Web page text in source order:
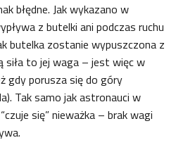
błędne. Jak wykazano w
z butelki ani podczas ruchu
butelka zostanie wypuszczona z
siła to jej waga – jest więc w
gdy porusza się do góry
Tak samo jak astronauci w
się” nieważka – brak wagi